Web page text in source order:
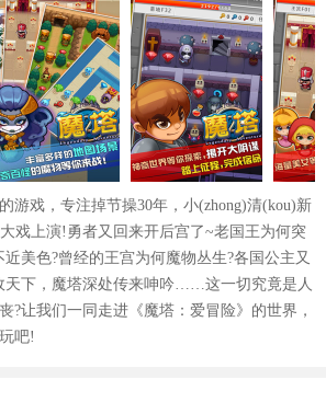
戏，专注掉节操30年，小(zhong)清(kou)新
戏上演!勇者又回来开后宫了~老国王为何突
美色?曾经的王宫为何魔物丛生?各国公主又
天下，魔塔深处传来呻吟……这一切究竟是人
?让我们一同走进《魔塔：爱冒险》的世界，
吧!